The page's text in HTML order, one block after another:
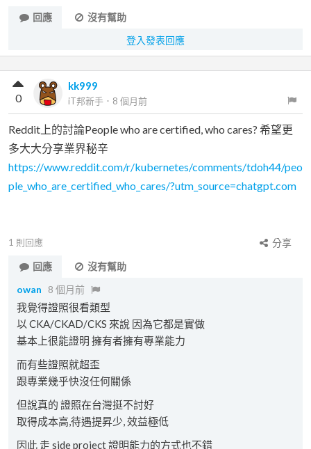
回應
沒有幫助
登入發表回應
kk999
iT邦新手 ． 8 個月前
0
Reddit上的討論People who are certified, who cares? 希望更
多大大分享業界秘辛
https://www.reddit.com/r/kubernetes/comments/tdoh44/peo
ple_who_are_certified_who_cares/?utm_source=chatgpt.com
1 則回應
分享
回應
沒有幫助
owan
8 個月前
我覺得證照很看類型
以 CKA/CKAD/CKS 來說 因為它都是實做
基本上很能證明 擁有者擁有專業能力
而有些證照就超歪
跟專業幾乎快沒任何關係
但說真的 證照在台灣挺不討好
取得成本高,待遇提昇少, 效益極低
因此 走 side project 證明能力的方式也不錯